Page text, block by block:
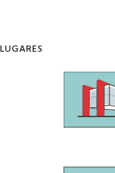
LUGARES